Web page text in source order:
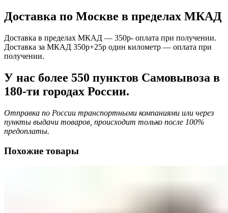
Доставка по Москве в пределах МКАД
Доставка в пределах МКАД — 350р- оплата при получении.
Доставка за МКАД 350р+25р один километр — оплата при
получении.
У нас более 550 пунктов Самовывоза в
180-ти городах России.
Отправка по России транспортными компаниями или через
пункты выдачи товаров, происходит только после 100%
предоплаты.
Похожие товары